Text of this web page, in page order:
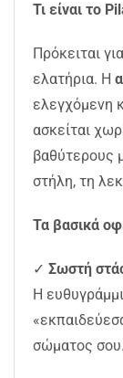
Τι είναι το
Πρόκειται
ελατήρια. Η α
ελεγχόμενη
ασκείται
βαθύτερους
στήλη, τη
Τα βασικά
✓ Σωστή
Η
σώματος σου.